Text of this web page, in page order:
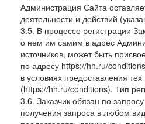
Администрация Сайта
деятельности и действий
3.5. В процессе регистрации
о нем им самим в адрес
источников, может быть
по адресу https://hh.ru/
в условиях предоставления
(https://hh.ru/conditions). Тип
3.6. Заказчик обязан по
получения запроса в любом